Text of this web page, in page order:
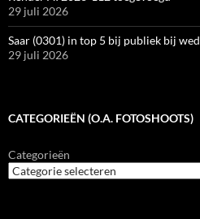
29 juli 2026
Saar (0301) in top 5 bij publiek bij
29 juli 2026
CATEGORIEËN (O.A. FOTOSHOOTS)
Categorieën